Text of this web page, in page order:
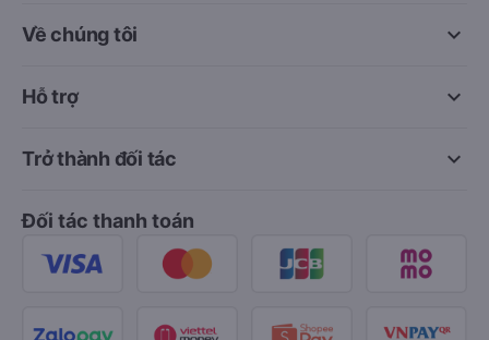
keyboard_arrow_down
Về chúng tôi
keyboard_arrow_down
Hỗ trợ
keyboard_arrow_down
Trở thành đối tác
Đối tác thanh toán